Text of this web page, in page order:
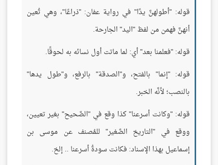
قوله: "أطولهنَّ يدًا" في رواية عفان: "ذراعًا"، وهي تُعين
أنهنَّ فهمن من لفظ "اليد" الجارحة.
قوله: "فعلمنا بعد" أي: لما ماتت أول نسائه به لحوقًا.
قوله: "إنما" بالفتح، و"الصدقة" بالرفع، و"طول يدها"
بالنصب؛ لأنَّه الخبر.
قوله: "وكانت أسرعنا" كذا وقع في "الصَّحيح" بغير تعيين،
ووقع في "التاريخ الصَّغير" للمُصنف عن موسى بن
إسماعيل بهذا الإسناد: فكانت سودةُ أسرعنا .. إلخ.